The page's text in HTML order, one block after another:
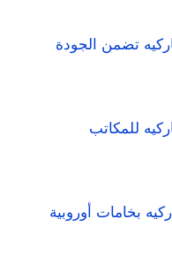
باركيه تضمن الجودة
للمكاتب
بخامات أوروبية